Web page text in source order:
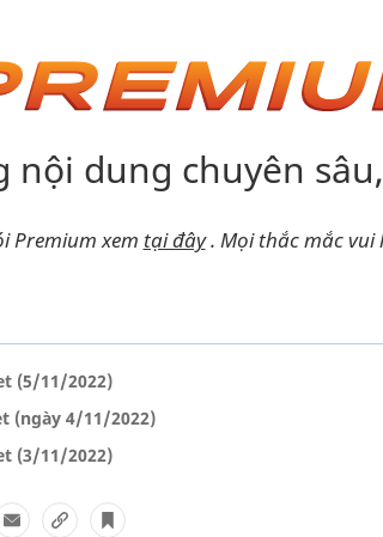
nội dung chuyên
Premium xem tại đây. Mọi thắc mắc vui
(5/11/2022)
(ngày 4/11/2022)
(3/11/2022)